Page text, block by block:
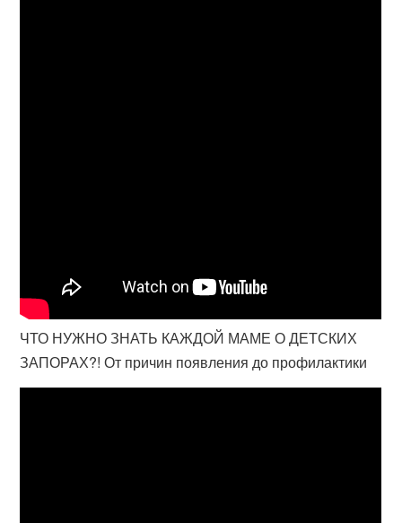
ЧТО НУЖНО ЗНАТЬ КАЖДОЙ МАМЕ О ДЕТСКИХ
ЗАПОРАХ?! От причин появления до профилактики